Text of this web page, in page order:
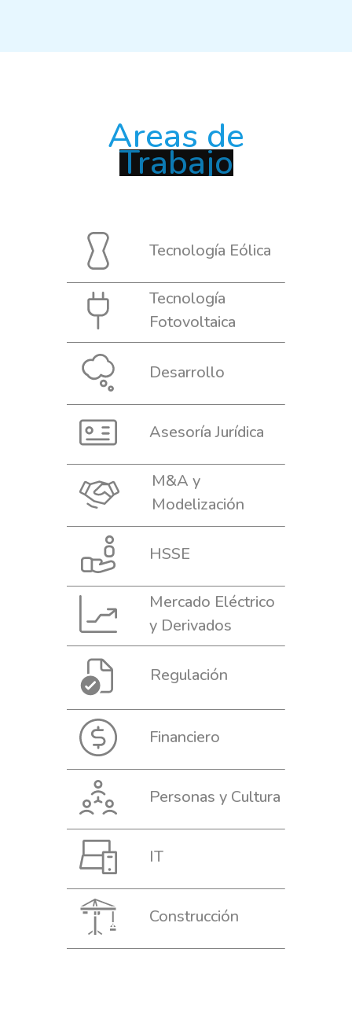
Areas de
Fotovoltaica
Desarrollo
Asesoría Jurídica
Modelización
HSSE
y Derivados
Regulación
Financiero
Personas y Cultura
IT
Construcción